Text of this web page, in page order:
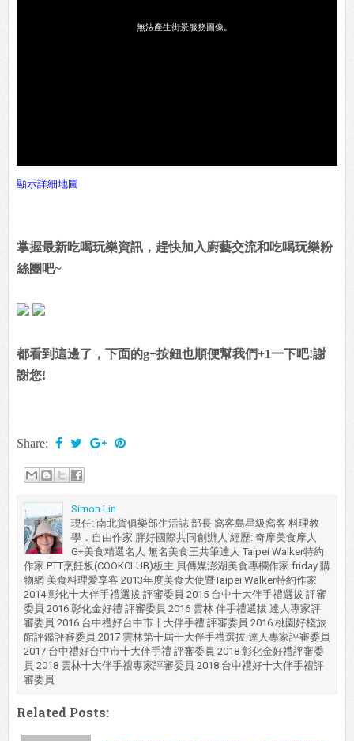
顯示詳細地圖
掌握最新吃喝玩樂資訊，趕快加入廚藝交流和吃喝玩樂粉
絲團吧~
都看到這邊了，下面的g+按鈕也順便幫我們+1一下吧!謝
謝您!
Share:
Simon Lin
現任: 南北貨俱樂部生活誌 部長 窩客島星級窩客 料理教
學．自由作家 胖好國際共同創辦人 經歷: 奇摩美食摩人
G+美食精選名人 無名美食王共筆達人 Taipei Walker特約
作家 PTT烹飪板(COOKCLUB)板主 貝傳媒澎湖美食專欄作家 friday 購
物網 美食料理愛享客 2013年度美食大使暨Taipei Walker特約作家
2014 彰化十大伴手禮選拔 評審委員 2015 台中十大伴手禮選拔 評審
委員 2016 彰化金好禮 評審委員 2016 雲林 伴手禮選拔 達人專家評
審委員 2016 台中禮好台中市十大伴手禮 評審委員 2016 桃園好棧旅
館評鑑評審委員 2017 雲林第十屆十大伴手禮選拔 達人專家評審委員
2017 台中禮好台中市十大伴手禮 評審委員 2018 彰化金好禮評審委
員 2018 雲林十大伴手禮專家評審委員 2018 台中禮好十大伴手禮評
審委員
Related Posts: